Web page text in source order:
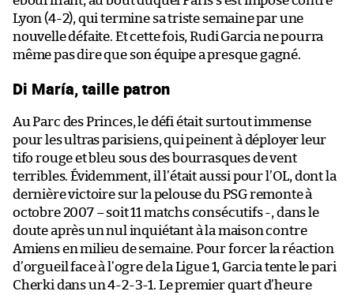
Lyon (4-2), qui termine sa triste semaine par une
nouvelle défaite. Et cette fois, Rudi Garcia ne pourra
même pas dire que son équipe a presque gagné.
Di María, taille patron
Au Parc des Princes, le défi était surtout immense
pour les ultras parisiens, qui peinent à déployer leur
tifo rouge et bleu sous des bourrasques de vent
terribles. Évidemment, il l’était aussi pour l’OL, dont la
dernière victoire sur la pelouse du PSG remonte à
octobre 2007 – soit 11 matchs consécutifs -, dans le
doute après un nul inquiétant à la maison contre
Amiens en milieu de semaine. Pour forcer la réaction
d’orgueil face à l’ogre de la Ligue 1, Garcia tente le pari
Cherki dans un 4-2-3-1. Le premier quart d’heure